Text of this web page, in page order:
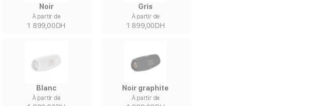
Noir
À partir de
1 899,00DH
Gris
À partir de
1 899,00DH
Blanc
À partir de
Noir graphite
À partir de